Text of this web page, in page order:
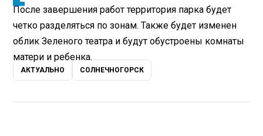
После завершения работ территория парка будет
четко разделяться по зонам. Также будет изменен
облик Зеленого театра и будут обустроены комнаты
матери и ребенка.
АКТУАЛЬНО СОЛНЕЧНОГОРСК